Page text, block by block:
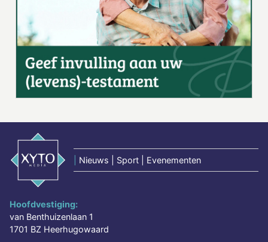
Nieuws | Sport | Evenementen
Hoofdvestiging:
van Benthuizenlaan 1
1701 BZ Heerhugowaard